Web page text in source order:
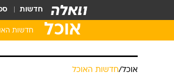
חדשות
אוכל חדשות